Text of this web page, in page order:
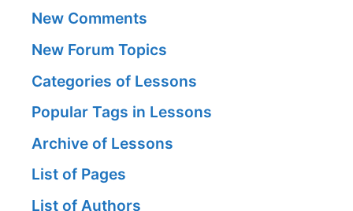
New Comments
New Forum Topics
Categories of Lessons
Popular Tags in Lessons
Archive of Lessons
List of Pages
List of Authors